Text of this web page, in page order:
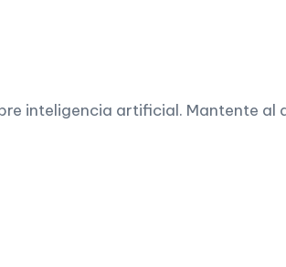
inteligencia artificial. Mantente al